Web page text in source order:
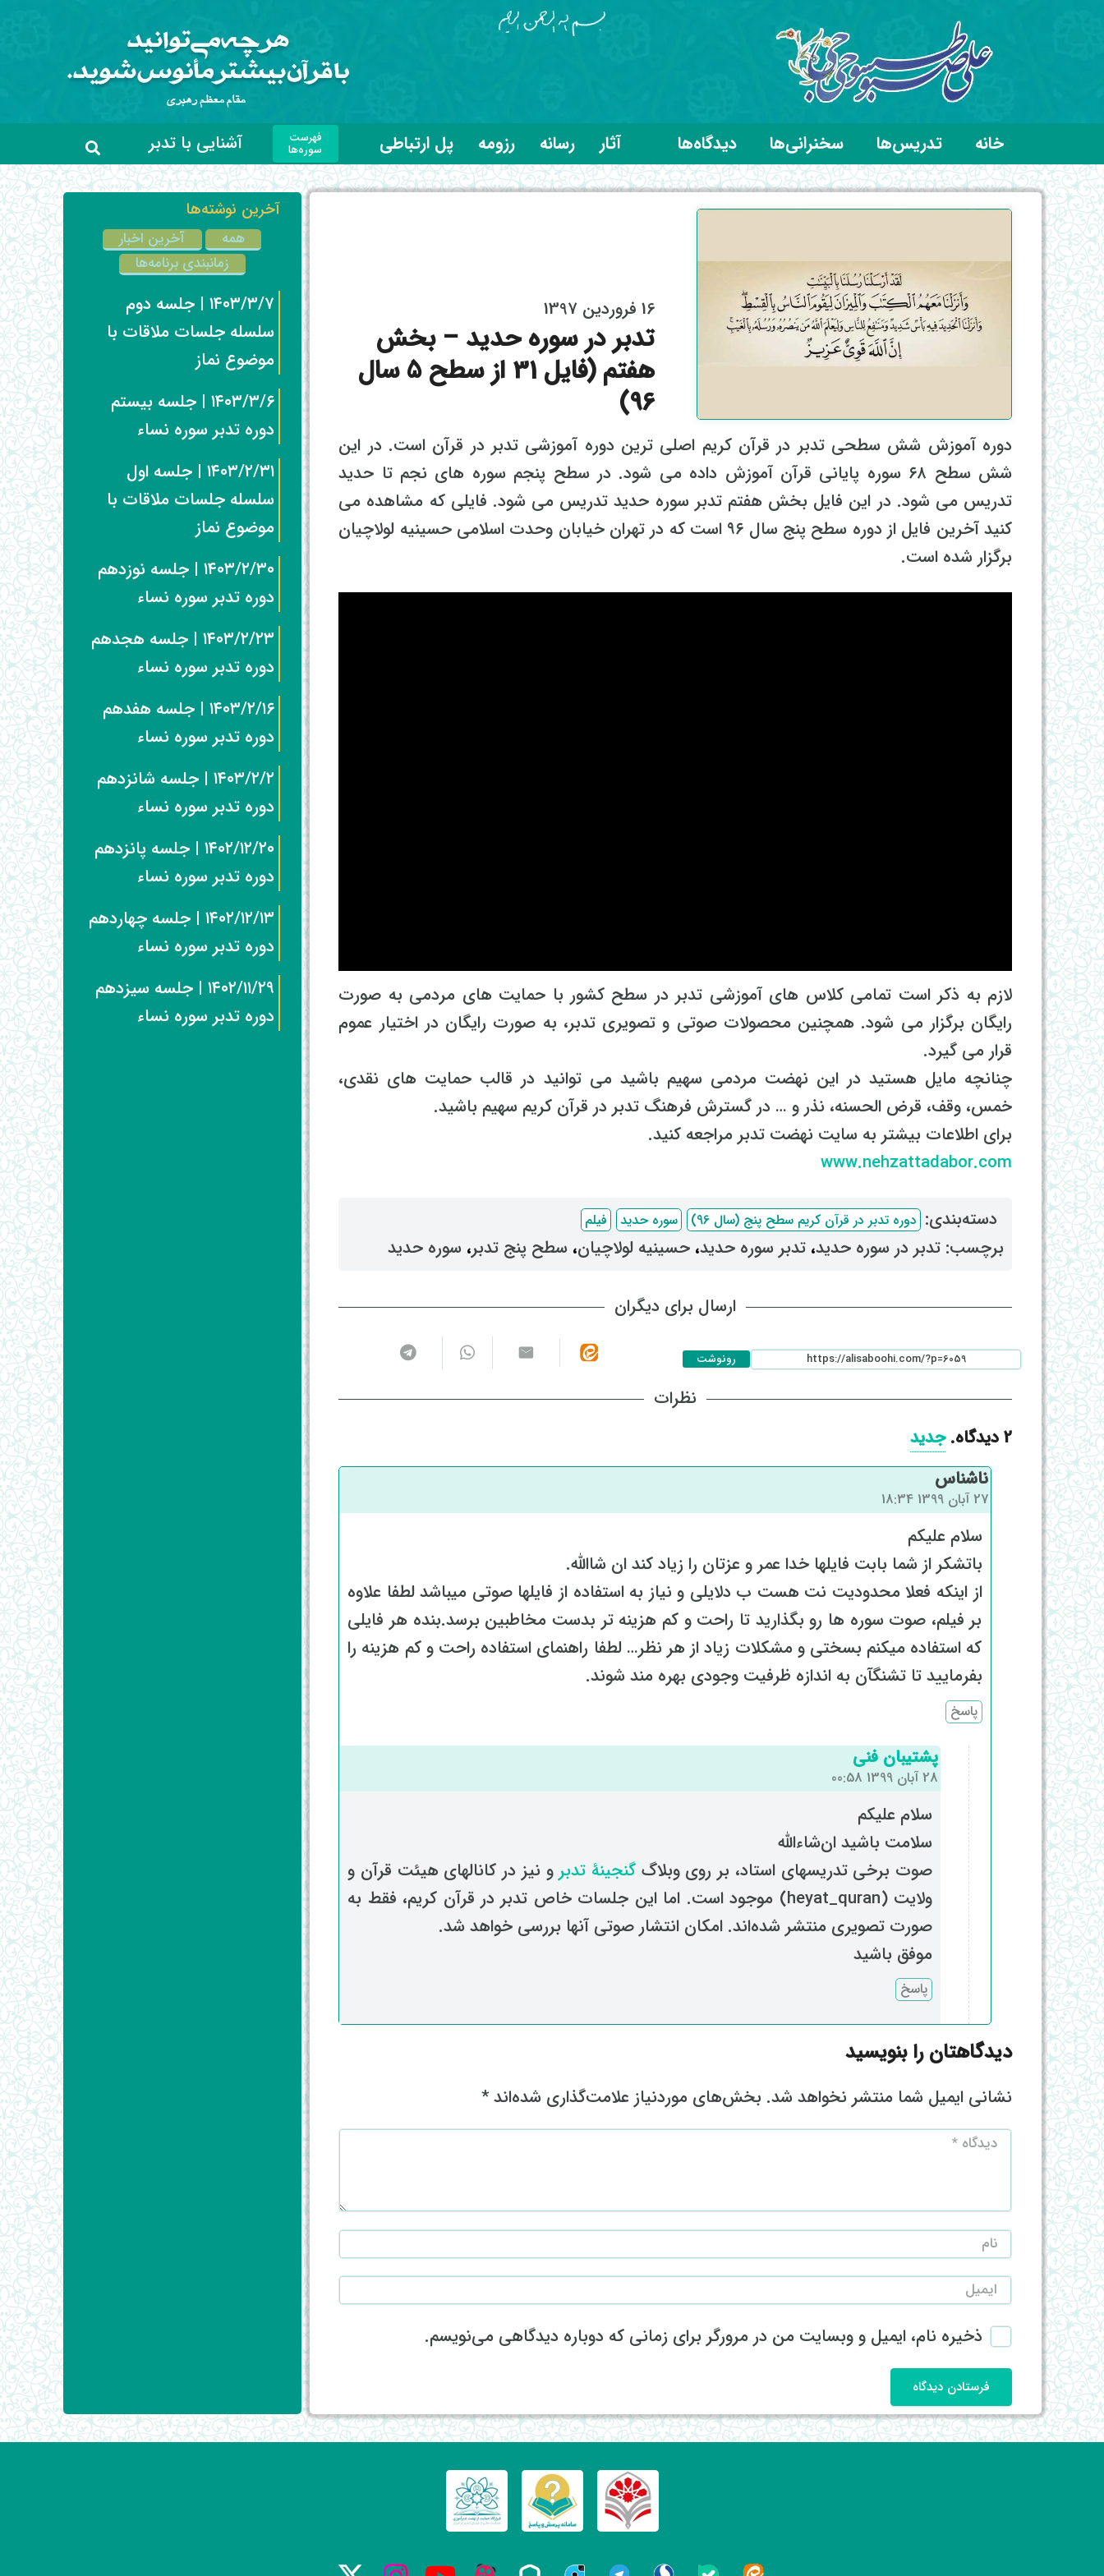
خانه تدریس‌ها سخنرانی‌ها دیدگاه‌ها آثار رسانه رزومه پل ارتباطی فهرست
سوره‌ها آشنایی با تدبر
16 فروردین 1397
تدبر در سوره حدید – بخش
هفتم (فایل 31 از سطح 5 سال
96)
دوره آموزش شش سطحی تدبر در قرآن کریم اصلی ترین دوره آموزشی تدبر در قرآن است. در این
شش سطح ۶۸ سوره پایانی قرآن آموزش داده می شود. در سطح پنجم سوره های نجم تا حدید
تدریس می شود. در این فایل بخش هفتم تدبر سوره حدید تدریس می شود. فایلی که مشاهده می
کنید آخرین فایل از دوره سطح پنج سال ۹۶ است که در تهران خیابان وحدت اسلامی حسینیه لولاچیان
برگزار شده است.
لازم به ذکر است تمامی کلاس های آموزشی تدبر در سطح کشور با حمایت های مردمی به صورت
رایگان برگزار می شود. همچنین محصولات صوتی و تصویری تدبر، به صورت رایگان در اختیار عموم
قرار می گیرد.
چنانچه مایل هستید در این نهضت مردمی سهیم باشید می توانید در قالب حمایت های نقدی،
خمس، وقف، قرض الحسنه، نذر و … در گسترش فرهنگ تدبر در قرآن کریم سهیم باشید.
برای اطلاعات بیشتر به سایت نهضت تدبر مراجعه کنید.
www.nehzattadabor.com
دسته‌بندی: ‌دوره تدبر در قرآن کریم سطح پنج (سال 96) سوره حدید فیلم
برچسب: ‌ تدبر در سوره حدید، ‌ تدبر سوره حدید، ‌ حسینیه لولاچیان، ‌ سطح پنج تدبر، ‌ سوره حدید
ارسال برای دیگران
رونوشت
نظرات
2دیدگاه. جدید
ناشناس
27 آبان 1399 18:34
سلام علیکم
باتشکر از شما بابت فایلها خدا عمر و عزتان را زیاد کند ان شاالله.
از اینکه فعلا محدودیت نت هست ب دلایلی و نیاز به استفاده از فایلها صوتی میباشد لطفا علاوه
بر فیلم، صوت سوره ها رو بگذارید تا راحت و کم هزینه تر بدست مخاطبین برسد.بنده هر فایلی
که استفاده میکنم بسختی و مشکلات زیاد از هر نظر… لطفا راهنمای استفاده راحت و کم هزینه را
بفرمایید تا تشنگآن به اندازه ظرفیت وجودی بهره مند شوند.
پاسخ
پشتیبان فنی
28 آبان 1399 00:58
سلام علیکم
سلامت باشید ان‌شاءالله
صوت برخی تدریسهای استاد، بر روی وبلاگ گنجینۀ تدبرو نیز در کانالهای هیئت قرآن و
ولایت (heyat_quran) موجود است. اما این جلسات خاص تدبر در قرآن کریم، فقط به
صورت تصویری منتشر شده‌اند. امکان انتشار صوتی آنها بررسی خواهد شد.
موفق باشید
پاسخ
دیدگاهتان را بنویسید
نشانی ایمیل شما منتشر نخواهد شد. بخش‌های موردنیاز علامت‌گذاری شده‌اند*
ذخیره نام، ایمیل و وبسایت من در مرورگر برای زمانی که دوباره دیدگاهی می‌نویسم.
فرستادن دیدگاه
آخرین نوشته‌ها
همه
آخرین اخبار
زمانبندی برنامه‌ها
۱۴۰۳/۳/۷ | جلسه دوم
سلسله جلسات ملاقات با
موضوع نماز
۱۴۰۳/۳/۶ | جلسه بیستم
دوره تدبر سوره نساء
۱۴۰۳/۲/۳۱ | جلسه اول
سلسله جلسات ملاقات با
موضوع نماز
۱۴۰۳/۲/۳۰ | جلسه نوزدهم
دوره تدبر سوره نساء
۱۴۰۳/۲/۲۳ | جلسه هجدهم
دوره تدبر سوره نساء
۱۴۰۳/۲/۱۶ | جلسه هفدهم
دوره تدبر سوره نساء
۱۴۰۳/۲/۲ | جلسه شانزدهم
دوره تدبر سوره نساء
۱۴۰۲/۱۲/۲۰ | جلسه پانزدهم
دوره تدبر سوره نساء
۱۴۰۲/۱۲/۱۳ | جلسه چهاردهم
دوره تدبر سوره نساء
۱۴۰۲/۱۱/۲۹ | جلسه سیزدهم
دوره تدبر سوره نساء